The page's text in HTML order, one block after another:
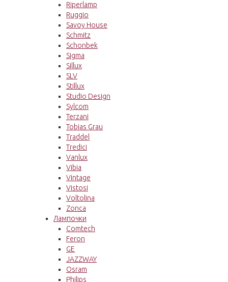
Riperlamp
Ruggio
Savoy House
Schmitz
Schonbek
Sigma
Sillux
SLV
Stillux
Studio Design
Sylcom
Terzani
Tobias Grau
Traddel
Tredici
Vanlux
Vibia
Vintage
Vistosi
Voltolina
Zonca
Лампочки
Comtech
Feron
GE
JAZZWAY
Osram
Philips